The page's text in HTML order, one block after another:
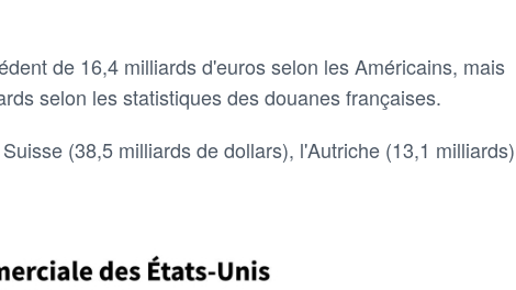
de 16,4 milliards d'euros selon les Américains, mais
selon les statistiques des douanes françaises.
(38,5 milliards de dollars), l'Autriche (13,1 milliards)